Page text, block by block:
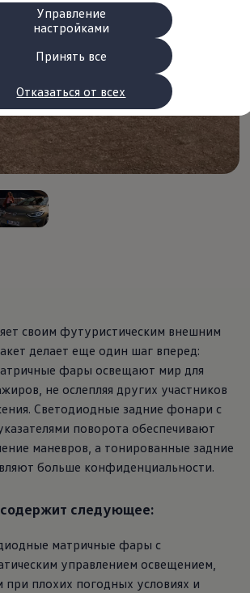
Принять все
Отказаться от всех
Управление
настройками
зарядная станция и кабели для
для клиентов
и возврат продукции
по отзыву автомобилей
и контрольные
программного обеспечения
программного обеспечения для
руководство
Takata по соображениям
своим футуристическим внешним
делает еще один шаг вперед:
фары освещают мир для
не ослепляя других участников
Светодиодные задние фонари с
поворота обеспечивают
маневров, а тонированные задние
больше конфиденциальности.
следующее:
матричные фары с
управлением освещением,
при плохих погодных условиях и